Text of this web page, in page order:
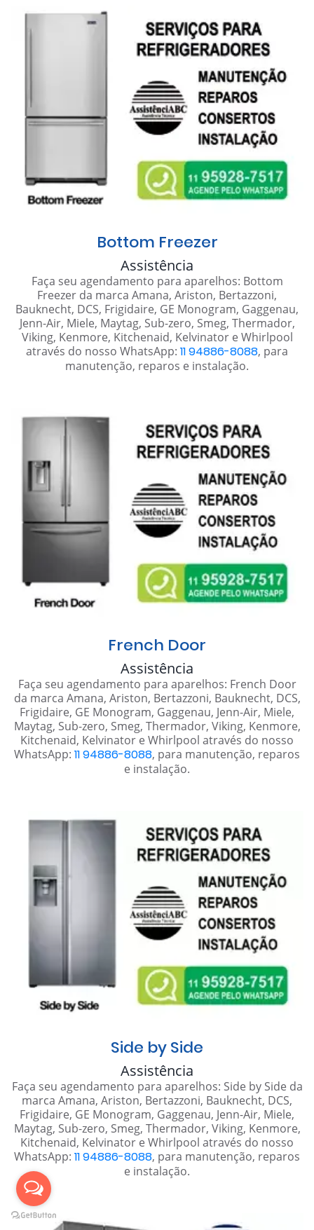
Bottom Freezer
Assistência
Faça seu agendamento para aparelhos: Bottom
Freezer da marca Amana, Ariston, Bertazzoni,
Bauknecht, DCS, Frigidaire, GE Monogram, Gaggenau,
Jenn-Air, Miele, Maytag, Sub-zero, Smeg, Thermador,
Viking, Kenmore, Kitchenaid, Kelvinator e Whirlpool
através do nosso WhatsApp: 11 94886-8088, para
manutenção, reparos e instalação.
French Door
Assistência
Faça seu agendamento para aparelhos: French Door
da marca Amana, Ariston, Bertazzoni, Bauknecht, DCS,
Frigidaire, GE Monogram, Gaggenau, Jenn-Air, Miele,
Maytag, Sub-zero, Smeg, Thermador, Viking, Kenmore,
Kitchenaid, Kelvinator e Whirlpool através do nosso
WhatsApp: 11 94886-8088, para manutenção, reparos
e instalação.
Side by Side
Assistência
Faça seu agendamento para aparelhos: Side by Side da
marca Amana, Ariston, Bertazzoni, Bauknecht, DCS,
Frigidaire, GE Monogram, Gaggenau, Jenn-Air, Miele,
Maytag, Sub-zero, Smeg, Thermador, Viking, Kenmore,
Kitchenaid, Kelvinator e Whirlpool através do nosso
WhatsApp: 11 94886-8088, para manutenção, reparos
e instalação.